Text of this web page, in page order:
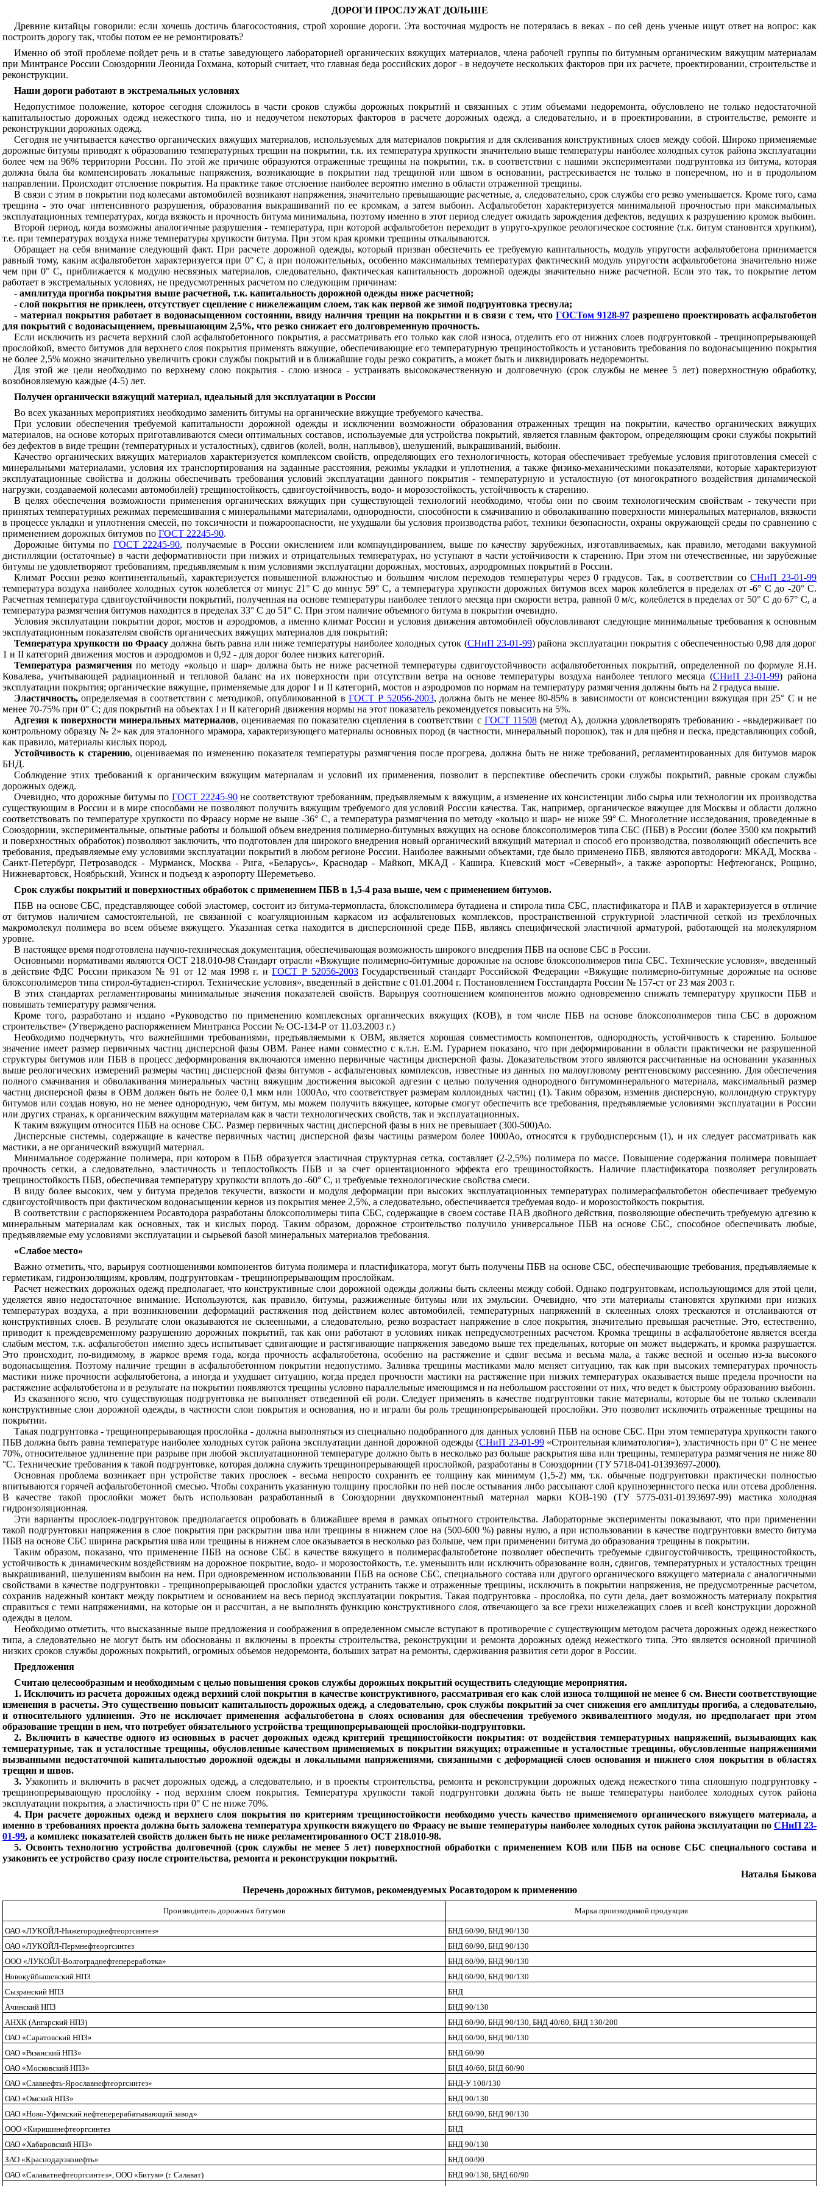
ДОРОГИПРОСЛУЖАТ ДОЛЬШЕ
Древние китайцы говорили: если хочешь достичь благосостояния, строй хорошие дороги. Эта восточная мудрость не потерялась в веках - по сей день ученые ищут ответ на вопрос: как
построить дорогу так, чтобы потом ее не ремонтировать?
Именно об этой проблеме пойдет речь и в статье заведующего лабораторией органических вяжущих материалов, члена рабочей группы по битумным органическим вяжущим материалам
при Минтрансе России Союздорнии Леонида Гохмана, который считает, что главная беда российских дорог - в недоучете нескольких факторов при их расчете, проектировании, строительстве и
реконструкции.
Наши дороги работают в экстремальных условиях
Недопустимое положение, которое сегодня сложилось в части сроков службы дорожных покрытий и связанных с этим объемами недоремонта, обусловлено не только недостаточной
капитальностью дорожных одежд нежесткого типа, но и недоучетом некоторых факторов в расчете дорожных одежд, а следовательно, и в проектировании, в строительстве, ремонте и
реконструкции дорожных одежд.
Сегодня не учитывается качество органических вяжущих материалов, используемых для материалов покрытия и для склеивания конструктивных слоев между собой. Широко применяемые
дорожные битумы приводят к образованию температурных трещин на покрытии, т.к. их температура хрупкости значительно выше температуры наиболее холодных суток района эксплуатации
более чем на 96% территории России. По этой же причине образуются отраженные трещины на покрытии, т.к. в соответствии с нашими экспериментами подгрунтовка из битума, которая
должна была бы компенсировать локальные напряжения, возникающие в покрытии над трещиной или швом в основании, растрескивается не только в поперечном, но и в продольном
направлении. Происходит отслоение покрытия. На практике такое отслоение наиболее вероятно именно в области отраженной трещины.
В связи с этим в покрытии под колесами автомобилей возникают напряжения, значительно превышающие расчетные, а, следовательно, срок службы его резко уменьшается. Кроме того, сама
трещина - это очаг интенсивного разрушения, образования выкрашиваний по ее кромкам, а затем выбоин. Асфальтобетон характеризуется минимальной прочностью при максимальных
эксплуатационных температурах, когда вязкость и прочность битума минимальна, поэтому именно в этот период следует ожидать зарождения дефектов, ведущих к разрушению кромок выбоин.
Второй период, когда возможны аналогичные разрушения - температура, при которой асфальтобетон переходит в упруго-хрупкое реологическое состояние (т.к. битум становится хрупким),
т.е. при температурах воздуха ниже температуры хрупкости битума. При этом края кромки трещины откалываются.
Обращает на себя внимание следующий факт. При расчете дорожной одежды, который призван обеспечить ее требуемую капитальность, модуль упругости асфальтобетона принимается
равный тому, каким асфальтобетон характеризуется при 0° С, а при положительных, особенно максимальных температурах фактический модуль упругости асфальтобетона значительно ниже
чем при 0° С, приближается к модулю несвязных материалов, следовательно, фактическая капитальность дорожной одежды значительно ниже расчетной. Если это так, то покрытие летом
работает в экстремальных условиях, не предусмотренных расчетом по следующим причинам:
- амплитуда прогиба покрытия выше расчетной, т.к. капитальность дорожной одежды ниже расчетной;
- слой покрытия не приклеен, отсутствует сцепление с нижележащим слоем, так как первой же зимой подгрунтовка треснула;
- материал покрытия работает в водонасыщенном состоянии, ввиду наличия трещин на покрытии и в связи с тем, что ГОСТом 9128-97 разрешено проектировать асфальтобетон
для покрытий с водонасыщением, превышающим 2,5%, что резко снижает его долговременную прочность.
Если исключить из расчета верхний слой асфальтобетонного покрытия, а рассматривать его только как слой износа, отделить его от нижних слоев подгрунтовкой - трещинопрерывающей
прослойкой, вместо битумов для верхнего слоя покрытия применять вяжущие, обеспечивающие его температурную трещиностойкость и установить требования по водонасыщению покрытия
не более 2,5% можно значительно увеличить сроки службы покрытий и в ближайшие годы резко сократить, а может быть и ликвидировать недоремонты.
Для этой же цели необходимо по верхнему слою покрытия - слою износа - устраивать высококачественную и долговечную (срок службы не менее 5 лет) поверхностную обработку,
возобновляемую каждые (4-5) лет.
Получен органически вяжущий материал, идеальный для эксплуатации в России
Во всех указанных мероприятиях необходимо заменить битумы на органические вяжущие требуемого качества.
При условии обеспечения требуемой капитальности дорожной одежды и исключении возможности образования отраженных трещин на покрытии, качество органических вяжущих
материалов, на основе которых приготавливаются смеси оптимальных составов, используемые для устройства покрытий, является главным фактором, определяющим сроки службы покрытий
без дефектов в виде трещин (температурных и усталостных), сдвигов (колей, волн, наплывов), шелушений, выкрашиваний, выбоин.
Качество органических вяжущих материалов характеризуется комплексом свойств, определяющих его технологичность, которая обеспечивает требуемые условия приготовления смесей с
минеральными материалами, условия их транспортирования на заданные расстояния, режимы укладки и уплотнения, а также физико-механическими показателями, которые характеризуют
эксплуатационные свойства и должны обеспечивать требования условий эксплуатации данного покрытия - температурную и усталостную (от многократного воздействия динамической
нагрузки, создаваемой колесами автомобилей) трещиностойкость, сдвигоустойчивость, водо- и морозостойкость, устойчивость к старению.
В целях обеспечения возможности применения органических вяжущих при существующей технологий необходимо, чтобы они по своим технологическим свойствам - текучести при
принятых температурных режимах перемешивания с минеральными материалами, однородности, способности к смачиванию и обволакиванию поверхности минеральных материалов, вязкости
в процессе укладки и уплотнения смесей, по токсичности и пожароопасности, не ухудшали бы условия производства работ, техники безопасности, охраны окружающей среды по сравнению с
применением дорожных битумов по ГОСТ 22245-90.
Дорожные битумы по ГОСТ 22245-90, получаемые в России окислением или компаундированием, выше по качеству зарубежных, изготавливаемых, как правило, методами вакуумной
дистилляции (остаточные) в части деформативности при низких и отрицательных температурах, но уступают в части устойчивости к старению. При этом ни отечественные, ни зарубежные
битумы не удовлетворяют требованиям, предъявляемым к ним условиями эксплуатации дорожных, мостовых, аэродромных покрытий в России.
Климат России резко континентальный, характеризуется повышенной влажностью и большим числом переходов температуры через 0 градусов. Так, в соответствии соСНиП 23-01-99
температура воздуха наиболее холодных суток колеблется от минус 21° С до минус 59° С, а температура хрупкости дорожных битумов всех марок колеблется в пределах от -6° С до -20° С.
Расчетная температура сдвигоустойчивости покрытий, полученная на основе температуры наиболее теплого месяца при скорости ветра, равной 0 м/с, колеблется в пределах от 50° С до 67° С, а
температура размягчения битумов находится в пределах 33° С до 51° С. При этом наличие объемного битума в покрытии очевидно.
Условия эксплуатации покрытии дорог, мостов и аэродромов, а именно климат России и условия движения автомобилей обусловливают следующие минимальные требования к основным
эксплуатационным показателям свойств органических вяжущих материалов для покрытий:
Температура хрупкости по Фраасу должна быть равна или ниже температуры наиболее холодных суток (СНиП 23-01-99) района эксплуатации покрытия с обеспеченностью 0,98 для дорог
1 и II категорий движения мостов и аэродромов и 0,92 - для дорог более низких категорий.
Температура размягченияпо методу «кольцо и шар» должна быть не ниже расчетной температуры сдвигоустойчивости асфальтобетонных покрытий, определенной по формуле Я.Н.
Ковалева, учитывающей радиационный и тепловой баланс на их поверхности при отсутствии ветра на основе температуры воздуха наиболее теплого месяца (СНиП 23-01-99) района
эксплуатации покрытия; органические вяжущие, применяемые для дорог I и II категорий, мостов и аэродромов по нормам на температуру размягчения должны быть на 2 градуса выше.
Эластичность,определяемая в соответствии с методикой, опубликованной вГОСТ Р 52056-2003, должна быть не менее 80-85% в зависимости от консистенции вяжущая при 25° С и не
менее 70-75% при 0° С; для покрытий на объектах I и II категорий движения нормы на этот показатель рекомендуется повысить на 5%.
Адгезия к поверхности минеральных материалов, оцениваемая по показателю сцепления в соответствии с ГОСТ 11508(метод А), должна удовлетворять требованию - «выдерживает по
контрольному образцу № 2» как для эталонного мрамора, характеризующего материалы основных пород (в частности, минеральный порошок), так и для щебня и песка, представляющих собой,
как правило, материалы кислых пород.
Устойчивость к старению, оцениваемая по изменению показателя температуры размягчения после прогрева, должна быть не ниже требований, регламентированных для битумов марок
БНД.
Соблюдение этих требований к органическим вяжущим материалам и условий их применения, позволит в перспективе обеспечить сроки службы покрытий, равные срокам службы
дорожных одежд.
Очевидно, что дорожные битумы поГОСТ 22245-90не соответствуют требованиям, предъявляемым к вяжущим, а изменение их консистенции либо сырья или технологии их производства
существующим в России и в мире способами не позволяют получить вяжущим требуемого для условий России качества. Так, например, органическое вяжущее для Москвы и области должно
соответствовать по температуре хрупкости по Фраасу норме не выше -36° С, а температура размягчения по методу «кольцо и шар» не ниже 59° С. Многолетние исследования, проведенные в
Союздорнии, экспериментальные, опытные работы и большой объем внедрения полимерно-битумных вяжущих на основе блоксополимеров типа СБС (ПБВ) в России (более 3500 км покрытий
и поверхностных обработок) позволяют заключить, что подготовлен для широкого внедрения новый органический вяжущий материал и способ его производства, позволяющий обеспечить все
требования, предъявляемые ему условиями эксплуатации покрытий в любом регионе России. Наиболее важными объектами, где было применено ПБВ, являются автодороги: МКАД, Москва -
Санкт-Петербург, Петрозаводск - Мурманск, Москва - Рига, «Беларусь», Краснодар - Майкоп, МКАД - Кашира, Киевский мост «Северный», а также аэропорты: Нефтеюганск, Рощино,
Нижневартовск, Ноябрьский, Усинск и подъезд к аэропорту Шереметьево.
Срок службы покрытий и поверхностных обработок с применением ПБВ в 1,5-4 раза выше, чем с применением битумов.
ПБВ на основе СБС, представляющее собой эластомер, состоит из битума-термопласта, блоксполимера бутадиена и стирола типа СБС, пластификатора и ПАВ и характеризуется в отличие
от битумов наличием самостоятельной, не связанной с коагуляционным каркасом из асфальтеновых комплексов, пространственной структурной эластичной сеткой из трехблочных
макромолекул полимера во всем объеме вяжущего. Указанная сетка находится в дисперсионной среде ПБВ, являясь специфической эластичной арматурой, работающей на молекулярном
уровне.
В настоящее время подготовлена научно-техническая документация, обеспечивающая возможность широкого внедрения ПБВ на основе СБС в России.
Основными нормативами являются ОСТ 218.010-98 Стандарт отрасли «Вяжущие полимерно-битумные дорожные на основе блоксополимеров типа СБС. Технические условия», введенный
в действие ФДС России приказом № 91 от 12 мая 1998 г. иГОСТ Р 52056-2003Государственный стандарт Российской Федерации «Вяжущие полимерно-битумные дорожные на основе
блоксополимеров типа стирол-бутадиен-стирол. Технические условия», введенный в действие с 01.01.2004 г. Постановлением Госстандарта России № 157-ст от 23 мая 2003 г.
В этих стандартах регламентированы минимальные значения показателей свойств. Варьируя соотношением компонентов можно одновременно снижать температуру хрупкости ПБВ и
повышать температуру размягчения.
Кроме того, разработано и издано «Руководство по применению комплексных органических вяжущих (КОВ), в том числе ПБВ на основе блоксополимеров типа СБС в дорожном
строительстве» (Утверждено распоряжением Минтранса России № ОС-134-Р от 11.03.2003 г.)
Необходимо подчеркнуть, что важнейшими требованиями, предъявляемыми к ОВМ, является хорошая совместимость компонентов, однородность, устойчивость к старению. Большое
значение имеет размер первичных частиц дисперсной фазы ОВМ. Ранее нами совместно с к.т.н. Е.М. Гурарием показано, что при деформировании в области практически не разрушенной
структуры битумов или ПБВ в процесс деформирования включаются именно первичные частицы дисперсной фазы. Доказательством этого являются рассчитанные на основании указанных
выше реологических измерений размеры частиц дисперсной фазы битумов - асфальтеновых комплексов, известные из данных по малоугловому рентгеновскому рассеянию. Для обеспечения
полного смачивания и обволакивания минеральных частиц вяжущим достижения высокой адгезии с целью получения однородного битумоминерального материала, максимальный размер
частиц дисперсной фазы в ОВМ должен быть не более 0,1 мкм или 1000Ао, что соответствует размерам коллоидных частиц (1). Таким образом, изменив дисперсную, коллоидную структуру
битумов или создав новую, но не менее однородную, чем битум, мы можем получить вяжущее, которые смогут обеспечить все требования, предъявляемые условиями эксплуатации в России
или других странах, к органическим вяжущим материалам как в части технологических свойств, так и эксплуатационных.
К таким вяжущим относится ПБВ на основе СБС. Размер первичных частиц дисперсной фазы в них не превышает (300-500)Ао.
Дисперсные системы, содержащие в качестве первичных частиц дисперсной фазы частицы размером более 1000Ао, относятся к грубодисперсным (1), и их следует рассматривать как
мастики, а не органический вяжущий материал.
Минимальное содержание полимера, при котором в ПБВ образуется эластичная структурная сетка, составляет (2-2,5%) полимера по массе. Повышение содержания полимера повышает
прочность сетки, а следовательно, эластичность и теплостойкость ПБВ и за счет ориентационного эффекта его трещиностойкость. Наличие пластификатора позволяет регулировать
трещиностойкость ПБВ, обеспечивая температуру хрупкости вплоть до -60° С, и требуемые технологические свойства смеси.
В виду более высоких, чем у битума пределов текучести, вязкости и модуля деформации при высоких эксплуатационных температурах полимерасфальтобетон обеспечивает требуемую
сдвигоустойчивость при фактическом водонасыщении кернов из покрытия менее 2,5%, а следовательно, обеспечивается требуемая водо- и морозостойкость покрытия.
В соответствии с распоряжением Росавтодора разработаны блоксополимеры типа СБС, содержащие в своем составе ПАВ двойного действия, позволяющие обеспечить требуемую адгезию к
минеральным материалам как основных, так и кислых пород. Таким образом, дорожное строительство получило универсальное ПБВ на основе СБС, способное обеспечивать любые,
предъявляемые ему условиями эксплуатации и сырьевой базой минеральных материалов требования.
«Слабое место»
Важно отметить, что, варьируя соотношениями компонентов битума полимера и пластификатора, могут быть получены ПБВ на основе СБС, обеспечивающие требования, предъявляемые к
герметикам, гидроизоляциям, кровлям, подгрунтовкам - трещинопрерывающим прослойкам.
Расчет нежестких дорожных одежд предполагает, что конструктивные слои дорожной одежды должны быть склеены между собой. Однако подгрунтовкам, использующимся для этой цели,
уделяется явно недостаточное внимание. Используются, как правило, битумы, разжиженные битумы или их эмульсии. Очевидно, что эти материалы становятся хрупкими при низких
температурах воздуха, а при возникновении деформаций растяжения под действием колес автомобилей, температурных напряжений в склеенных слоях трескаются и отслаиваются от
конструктивных слоев. В результате слои оказываются не склеенными, а следовательно, резко возрастает напряжение в слое покрытия, значительно превышая расчетные. Это, естественно,
приводит к преждевременному разрушению дорожных покрытий, так как они работают в условиях никак непредусмотренных расчетом. Кромка трещины в асфальтобетоне является всегда
слабым местом, т.к. асфальтобетон именно здесь испытывает сдвигающие и растягивающие напряжения заведомо выше тех предельных, которые он может выдержать, и кромка разрушается.
Это происходит, по-видимому, в жаркое время года, когда прочность асфальтобетона, особенно на растяжение и сдвиг весьма и весьма мала, а также весной и осенью из-за высокого
водонасыщения. Поэтому наличие трещин в асфальтобетонном покрытии недопустимо. Заливка трещины мастиками мало меняет ситуацию, так как при высоких температурах прочность
мастики ниже прочности асфальтобетона, а иногда и ухудшает ситуацию, когда предел прочности мастики на растяжение при низких температурах оказывается выше предела прочности на
растяжение асфальтобетона и в результате на покрытии появляются трещины условно параллельные имеющимся и на небольшом расстоянии от них, что ведет к быстрому образованию выбоин.
Из сказанного ясно, что существующая подгрунтовка не выполняет отведенной ей роли. Следует применять в качестве подгрунтовки такие материалы, которые бы не только склеивали
конструктивные слои дорожной одежды, в частности слои покрытия и основания, но и играли бы роль трещинопрерывающей прослойки. Это позволит исключить отраженные трещины на
покрытии.
Такая подгрунтовка - трещинопрерывающая прослойка - должна выполняться из специально подобранного для данных условий ПБВ на основе СБС. При этом температура хрупкости такого
ПБВ должна быть равна температуре наиболее холодных суток района эксплуатации данной дорожной одежды (СНиП 23-01-99«Строительная климатология»), эластичность при 0° С не менее
70%, относительное удлинение при разрыве при любой эксплуатационной температуре должно быть в несколько раз больше раскрытия шва или трещины, температура размягчения не ниже 80
°С. Технические требования к такой подгрунтовке, которая должна служить трещинопрерывающей прослойкой, разработаны в Союздорнии (ТУ 5718-041-01393697-2000).
Основная проблема возникает при устройстве таких прослоек - весьма непросто сохранить ее толщину как минимум (1,5-2) мм, т.к. обычные подгрунтовки практически полностью
впитываются горячей асфальтобетонной смесью. Чтобы сохранить указанную толщину прослойки по ней после остывания либо рассыпают слой крупнозернистого песка или отсева дробления.
В качестве такой прослойки может быть использован разработанный в Союздорнии двухкомпонентный материал марки КОВ-190 (ТУ 5775-031-01393697-99) мастика холодная
гидроизоляционная.
Эти варианты прослоек-подгрунтовок предполагается опробовать в ближайшее время в рамках опытного строительства. Лабораторные эксперименты показывают, что при применении
такой подгрунтовки напряжения в слое покрытия при раскрытии шва или трещины в нижнем слое на (500-600 %) равны нулю, а при использовании в качестве подгрунтовки вместо битума
ПБВ на основе СБС ширина раскрытия шва или трещины в нижнем слое оказывается в несколько раз больше, чем при применении битума до образования трещины в покрытии.
Таким образом, показано, что применение ПБВ на основе СБС в качестве вяжущего в полимерасфальтобетоне позволяет обеспечить требуемые сдвигоустойчивость, трещиностойкость,
устойчивость к динамическим воздействиям на дорожное покрытие, водо- и морозостойкость, т.е. уменьшить или исключить образование волн, сдвигов, температурных и усталостных трещин
выкрашиваний, шелушениям выбоин на нем. При одновременном использовании ПБВ на основе СБС, специального состава или другого органического вяжущего материала с аналогичными
свойствами в качестве подгрунтовки - трещинопрерывающей прослойки удастся устранить также и отраженные трещины, исключить в покрытии напряжения, не предусмотренные расчетом,
сохранив надежный контакт между покрытием и основанием на весь период эксплуатации покрытия. Такая подгрунтовка - прослойка, по сути дела, дает возможность материалу покрытия
справиться с теми напряжениями, на которые он и рассчитан, а не выполнять функцию конструктивного слоя, отвечающего за все грехи нижележащих слоев и всей конструкции дорожной
одежды в целом.
Необходимо отметить, что высказанные выше предложения и соображения в определенном смысле вступают в противоречие с существующим методом расчета дорожных одежд нежесткого
типа, а следовательно не могут быть им обоснованы и включены в проекты строительства, реконструкции и ремонта дорожных одежд нежесткого типа. Это является основной причиной
низких сроков службы дорожных покрытий, огромных объемов недоремонта, больших затрат на ремонты, сдерживания развития сети дорог в России.
Предложения
Считаю целесообразным и необходимым с целью повышения сроков службы дорожных покрытий осуществить следующие мероприятия.
1. Исключить из расчета дорожных одежд верхний слой покрытия в качестве конструктивного, рассматривая его как слой износа толщиной не менее 6 см. Внести соответствующие
изменения в расчеты. Это существенно повысит капитальность дорожных одежд, а следовательно, срок службы покрытий за счет снижения его амплитуды прогиба, а следовательно,
и относительного удлинения. Это не исключает применения асфальтобетона в слоях основания для обеспечения требуемого эквивалентного модуля, но предполагает при этом
образование трещин в нем, что потребует обязательного устройства трещинопрерывающей прослойки-подгрунтовки.
2. Включить в качестве одного из основных в расчет дорожных одежд критерий трещиностойкости покрытия: от воздействия температурных напряжений, вызывающих как
температурные, так и усталостные трещины, обусловленные качеством применяемых в покрытии вяжущих; отраженные и усталостные трещины, обусловленные напряжениями
вызванными недостаточной капитальностью дорожной одежды и локальными напряжениями, связанными с деформацией слоев основания и нижнего слоя покрытия в областях
трещин и швов.
3. Узаконить и включить в расчет дорожных одежд, а следовательно, и в проекты строительства, ремонта и реконструкции дорожных одежд нежесткого типа сплошную подгрунтовку -
трещинопрерывающую прослойку - под верхним слоем покрытия. Температура хрупкости такой подгрунтовки должна быть не выше температуры наиболее холодных суток района
эксплуатации покрытия, а эластичность при 0° С не ниже 70%.
4. При расчете дорожных одежд и верхнего слоя покрытия по критериям трещиностойкости необходимо учесть качество применяемого органического вяжущего материала, а
именно в требованиях проекта должна быть заложена температура хрупкости вяжущего по Фраасу не выше температуры наиболее холодных суток района эксплуатации по СНиП 23-
01-99, а комплекс показателей свойств должен быть не ниже регламентированного ОСТ 218.010-98.
5. Освоить технологию устройства долговечной (срок службы не менее 5 лет) поверхностной обработки с применением КОВ или ПБВ на основе СБС специального состава и
узаконить ее устройство сразу после строительства, ремонта и реконструкции покрытий.
Наталья Быкова
Перечень дорожных битумов, рекомендуемых Росавтодором к применению
Производитель дорожных битумов Марка производимой продукция
ОАО «ЛУКОЙЛ-Нижегороднефтеоргсинтез»
БНД 60/90, БНД 90/130
ОАО «ЛУКОЙЛ-Пермнефтеоргсинтез
БНД 60/90, БНД 90/130
ООО «ЛУКОЙЛ-Волгограднефтепереработка»
БНД 60/90, БНД 90/130
Новокуйбышевский НПЗ
БНД 60/90, БНД 90/130
Сызранский НПЗ
БНД
Ачинский НПЗ
БНД 90/130
АНХК (Ангарский НПЗ)
БНД 60/90, БНД 90/130, БНД 40/60, БНД 130/200
ОАО «Саратовский НПЗ»
БНД 60/90, БНД 90/130
ОАО «Рязанский НПЗ»
БНД 60/90
ОАО «Московский НПЗ»
БНД 40/60, БНД 60/90
ОАО «Славнефть-Ярославнефтеоргсинтез»
БНД-У 100/130
ОАО «Омский НПЗ»
БНД 90/130
ОАО «Ново-Уфимский нефтеперерабатывающий завод»
БНД 60/90, БНД 90/130
OOO«Киришинефтеоргсинтез
БНД
ОАО «Хабаровский НПЗ»
БНД 90/130
ЗАО «Краснодарэконефть»
БНД 60/90
ОАО «Салаватнефтеоргсинтез», OOO«Битум» (г. Салават)
БНД 90/130, БНД 60/90